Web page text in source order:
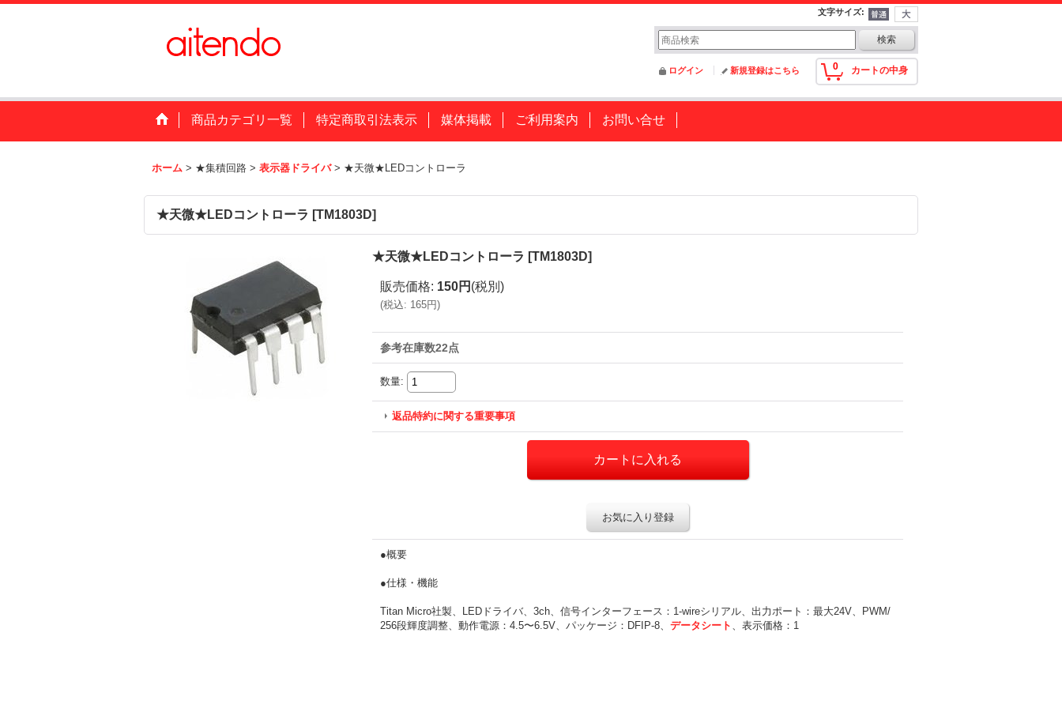
文字サイズ:
0 カートの中身
ログイン 新規登録はこちら
商品カテゴリ一覧 特定商取引法表示 媒体掲載 ご利用案内 お問い合せ
ホーム > ★集積回路 > 表示器ドライバ > ★天微★LEDコントローラ
★天微★LEDコントローラ [TM1803D]
★天微★LEDコントローラ [TM1803D]
販売価格: 150円 (税別)
(税込: 165円)
参考在庫数22点
数量:
返品特約に関する重要事項
お気に入り登録
●概要
●仕様・機能
Titan Micro社製、LEDドライバ、3ch、信号インターフェース：1-wireシリアル、出力ポート：最大24V、PWM/
256段輝度調整、動作電源：4.5〜6.5V、パッケージ：DFIP-8、 データシート 、表示価格：1